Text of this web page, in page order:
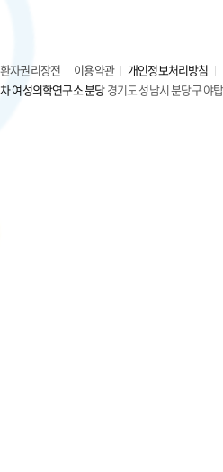
환자권리장전 이용약관 개인정보처리방침
차 여성의학연구소 분당경기도 성남시 분당구 야